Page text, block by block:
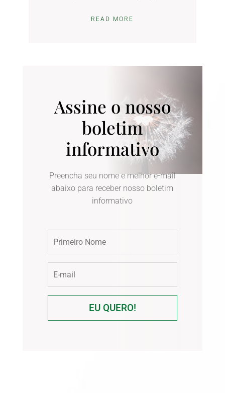
READ MORE
Assine o nosso
boletim
informativo
Preencha seu nome e melhor e-mail
abaixo para receber nosso boletim
informativo
EU QUERO!